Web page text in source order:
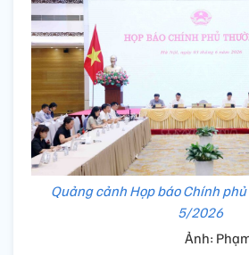
Quảng cảnh Họp báo Chính
5/2026
Ảnh: